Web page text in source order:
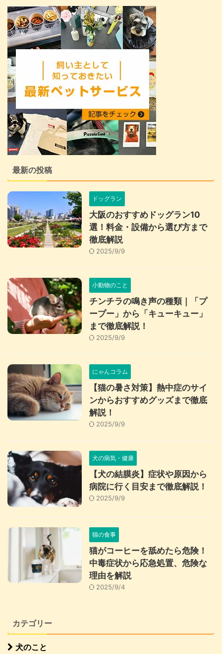
最新の投稿
ドッグラン
大阪のおすすめドッグラン10
選！料金・設備から選び方まで
徹底解説
2025/9/9
小動物のこと
チンチラの鳴き声の種類｜「プ
ープー」から「キューキュー」
まで徹底解説！
2025/9/9
にゃんコラム
【猫の暑さ対策】熱中症のサイ
ンからおすすめグッズまで徹底
解説！
2025/9/9
犬の病気・健康
【犬の結膜炎】症状や原因から
病院に行く目安まで徹底解説！
2025/9/9
猫の食事
猫がコーヒーを舐めたら危険！
中毒症状から応急処置、危険な
理由を解説
2025/9/4
カテゴリー
犬のこと